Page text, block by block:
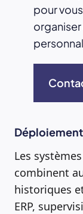
pour
Les
combinent
historiques
ERP,